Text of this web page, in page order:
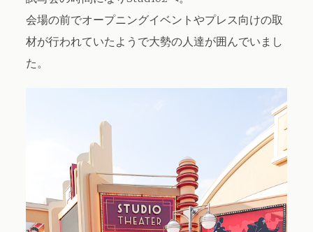
会場の前でオープニングイベントやプレス向けの取
材が行われていたようで大勢の人達が囲んでいまし
た。